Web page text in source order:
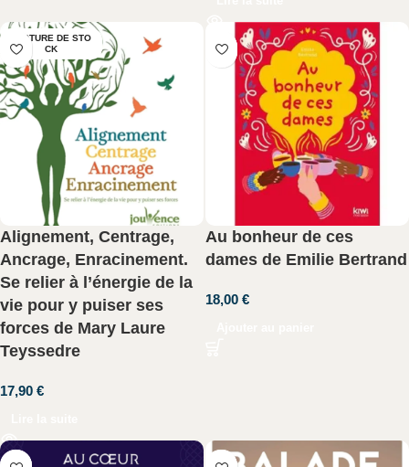
RUPTURE DE STO
CK
Alignement, Centrage,
Ancrage, Enracinement.
Se relier à l’énergie de la
vie pour y puiser ses
forces de Mary Laure
Teyssedre
17,90 €
Au bonheur de ces
dames de Emilie Bertrand
18,00 €